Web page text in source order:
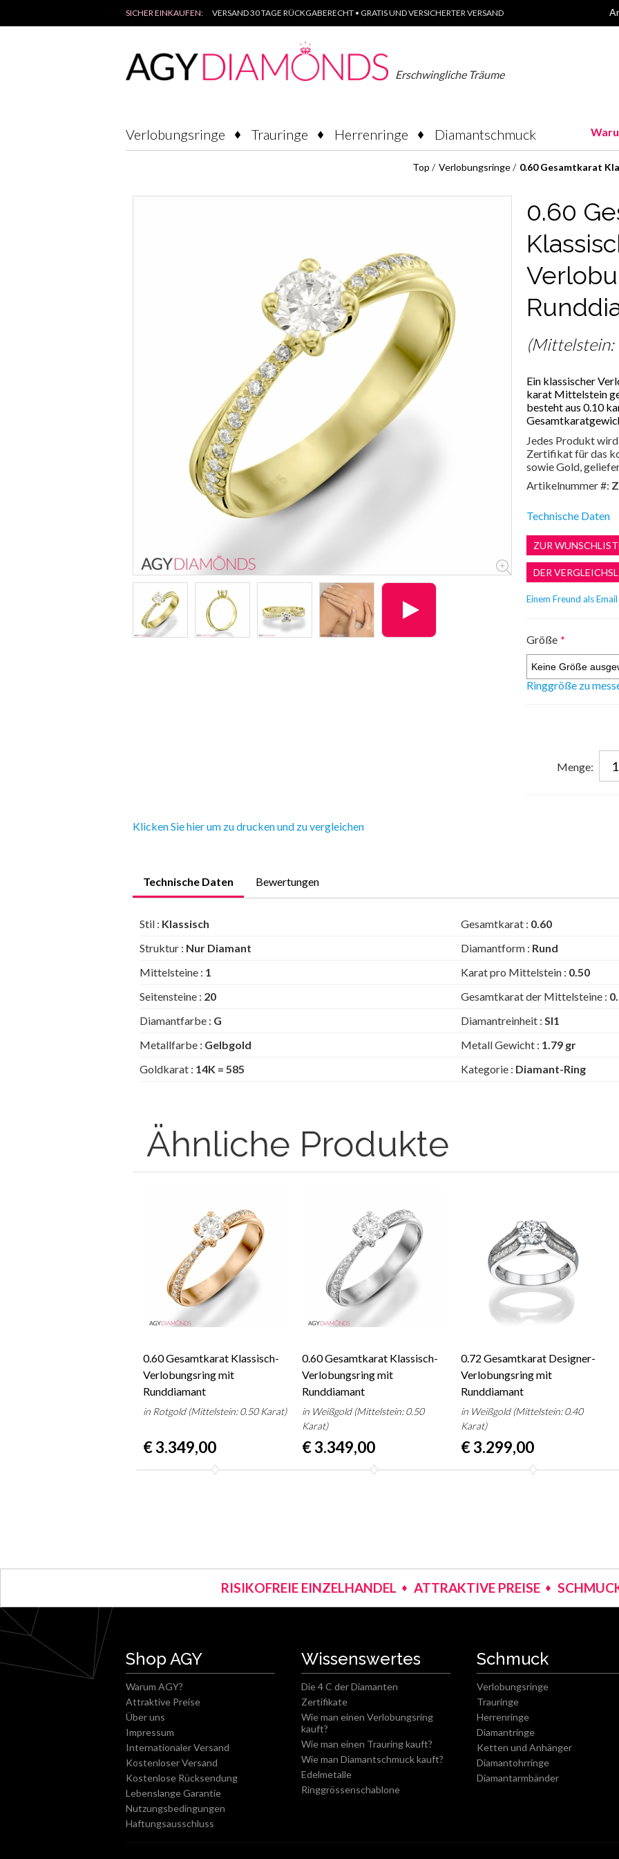
SICHER EINKAUFEN: VERSAND 30 TAGE RÜCKGABERECHT • GRATIS UND VERSICHERTER VERSAND
Erschwingliche Träume
Verlobungsringe Trauringe Herrenringe Diamantschmuck
Top / Verlobungsringe/ 0.60 Gesamtkarat
0.60
(Mittelstein:
Ein klassischer
karat Mittelstein
besteht aus 0.10
Jedes Produkt
Zertifikat für das
sowie Gold,
Artikelnummer #:
Technische Daten
Größe *
Ringgröße zu
Menge:
Klicken Sie hier um zu drucken und zu vergleichen
Technische Daten Bewertungen
Stil : Klassisch Gesamtkarat : 0.60
Struktur : Nur Diamant Diamantform : Rund
Mittelsteine : 1 Karat pro Mittelstein : 0.50
Seitensteine : 20 Gesamtkarat der Mittelsteine :
Diamantfarbe : G Diamantreinheit : SI1
Metallfarbe : Gelbgold Metall Gewicht : 1.79 gr
Goldkarat : 14K = 585 Kategorie : Diamant-Ring
Ähnliche Produkte
0.60 Gesamtkarat Klassisch-
Verlobungsring mit
Runddiamant
in Rotgold (Mittelstein: 0.50 Karat)
€ 3.349,00
0.60 Gesamtkarat Klassisch-
Verlobungsring mit
Runddiamant
in Weißgold (Mittelstein: 0.50
Karat)
€ 3.349,00
0.72 Gesamtkarat Designer-
Verlobungsring mit
Runddiamant
in Weißgold (Mittelstein: 0.40
Karat)
€ 3.299,00
RISIKOFREIE EINZELHANDEL ATTRAKTIVE PREISE
Shop AGY
Warum AGY?
Attraktive Preise
Über uns
Impressum
Internationaler Versand
Kostenloser Versand
Kostenlose Rücksendung
Lebenslange Garantie
Nutzungsbedingungen
Haftungsausschluss
Wissenswertes
Die 4 C der Diamanten
Zertifikate
Wie man einen Verlobungsring
kauft?
Wie man einen Trauring kauft?
Wie man Diamantschmuck kauft?
Edelmetalle
Ringgrössenschablone
Schmuck
Verlobungsringe
Trauringe
Herrenringe
Diamantringe
Ketten und Anhänger
Diamantohrringe
Diamantarmbänder